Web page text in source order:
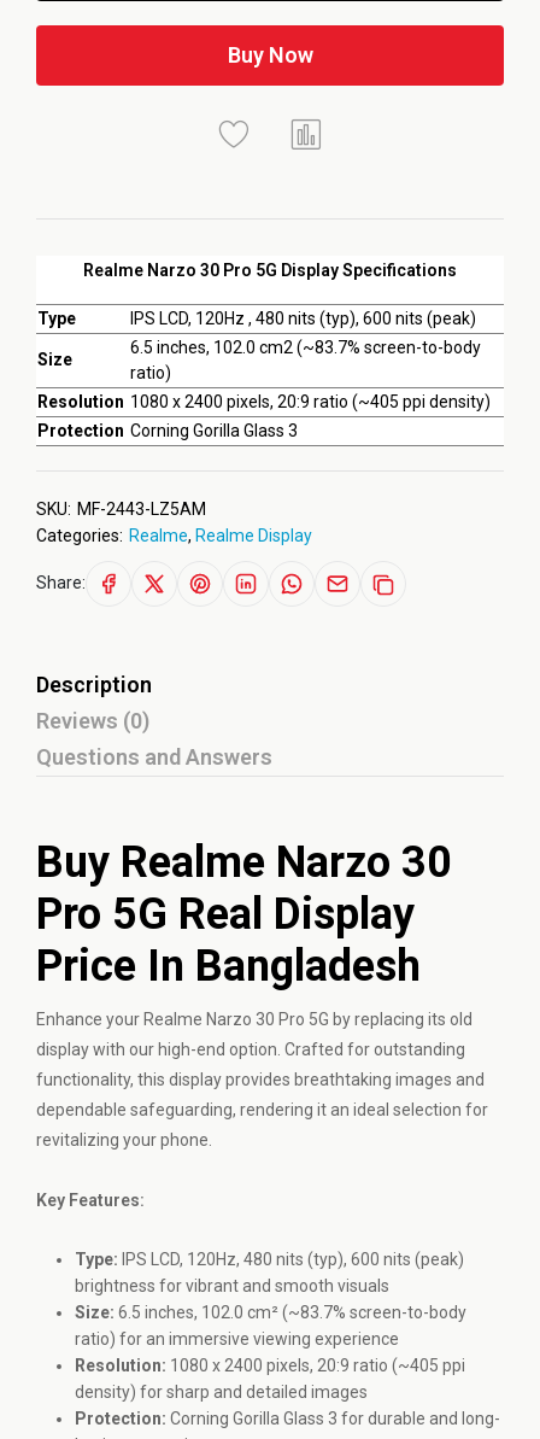
Realme Narzo 30 Pro 5G Display Specifications
Type IPS LCD, 120Hz , 480 nits (typ), 600 nits (peak)
Size
6.5 inches, 102.0 cm2 (~83.7% screen-to-body
ratio)
Resolution 1080 x 2400 pixels, 20:9 ratio (~405 ppi density)
Protection Corning Gorilla Glass 3
Buy Now
SKU: MF-2443-LZ5AM
Categories: Realme, Realme Display
Share:
Description
Reviews (0)
Questions and Answers
Buy Realme Narzo 30
Pro 5G Real Display
Price In Bangladesh
Enhance your Realme Narzo 30 Pro 5G by replacing its old
display with our high-end option. Crafted for outstanding
functionality, this display provides breathtaking images and
dependable safeguarding, rendering it an ideal selection for
revitalizing your phone.
Key Features:
Type: IPS LCD, 120Hz, 480 nits (typ), 600 nits (peak)
brightness for vibrant and smooth visuals
Size: 6.5 inches, 102.0 cm² (~83.7% screen-to-body
ratio) for an immersive viewing experience
Resolution: 1080 x 2400 pixels, 20:9 ratio (~405 ppi
density) for sharp and detailed images
Protection: Corning Gorilla Glass 3 for durable and long-